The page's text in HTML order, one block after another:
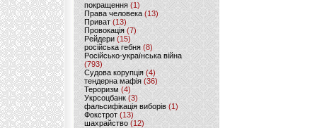
покращення (1)
Права человека(13)
Приват (13)
Провокація (7)
Рейдери (15)
російська гебня (8)
Російсько-українська війна
(793)
Судова корупція (4)
тендерна мафія (36)
Тероризм (4)
Укрсоцбанк (3)
фальсифікація виборів (1)
Фокстрот(13)
шахрайство (12)